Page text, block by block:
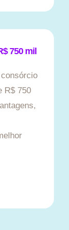
750 mil
R$ 750